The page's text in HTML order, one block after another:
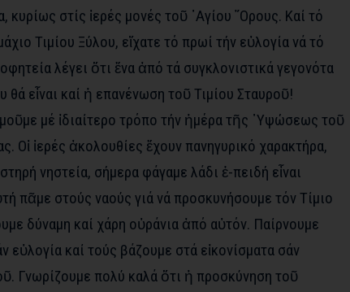
κυρίως στίς ἱερές μονές τοῦ ῾Αγίου ῎Ορους. Καί τό
Τιμίου Ξύλου, εἴχατε τό πρωί τήν εὐλογία νά τό
λέγει ὅτι ἕνα ἀπό τά συγκλονιστικά γεγονότα
εἶναι καί ἡ επανένωση τοῦ Τιμίου Σταυροῦ!
μέ ἰδιαίτερο τρόπο τήν ἡμέρα τῆς ῾Υψώσεως τοῦ
Οἱ ἱερές ἀκολουθίες ἔχουν πανηγυρικό χαρακτήρα,
νηστεία, σήμερα φάγαμε λάδι ἐ-πειδή εἶναι
πᾶμε στούς ναούς γιά νά προσκυνήσουμε τόν Τίμιο
δύναμη καί χάρη οὐράνια ἀπό αὐτόν. Παίρνουμε
εὐλογία καί τούς βάζουμε στά εἰκονίσματα σάν
Γνωρίζουμε πολύ καλά ὅτι ἡ προσκύνηση τοῦ